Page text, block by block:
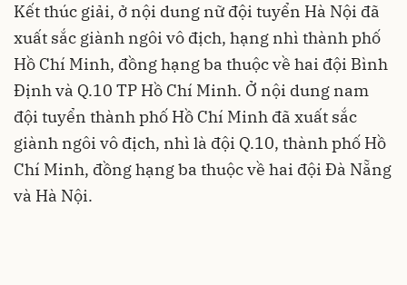
Kết thúc giải, ở nội dung nữ đội tuyển Hà Nội đã
xuất sắc giành ngôi vô địch, hạng nhì thành phố
Hồ Chí Minh, đồng hạng ba thuộc về hai đội Bình
Định và Q.10 TP Hồ Chí Minh. Ở nội dung nam
đội tuyển thành phố Hồ Chí Minh đã xuất sắc
giành ngôi vô địch, nhì là đội Q.10, thành phố Hồ
Chí Minh, đồng hạng ba thuộc về hai đội Đà Nẵng
và Hà Nội.